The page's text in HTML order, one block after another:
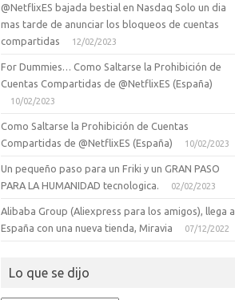
@NetflixES bajada bestial en Nasdaq Solo un dia
mas tarde de anunciar los bloqueos de cuentas
compartidas
12/02/2023
For Dummies… Como Saltarse la Prohibición de
Cuentas Compartidas de @NetflixES (España)
10/02/2023
Como Saltarse la Prohibición de Cuentas
Compartidas de @NetflixES (España)
10/02/2023
Un pequeño paso para un Friki y un GRAN PASO
PARA LA HUMANIDAD tecnologica.
02/02/2023
Alibaba Group (Aliexpress para los amigos), llega a
España con una nueva tienda, Miravia
07/12/2022
Lo que se dijo